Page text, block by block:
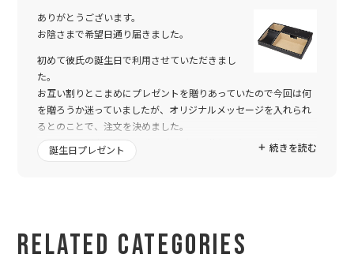
ありがとうございます。
お陰さまで希望日通り届きました。
初めて彼氏の誕生日で利用させていただきまし
た。
お互い割りとこまめにプレゼントを贈りあっていたので今回は何
を贈ろうか迷っていましたが、オリジナルメッセージを入れられ
るとのことで、注文を決めました。
メッセージが中々決まらずにギリギリの依頼になってしまいまし
たが、こちらのレイアウト調整のお願いにも素早くご対応いただ
続きを読む
誕生日プレゼント
Related Categories